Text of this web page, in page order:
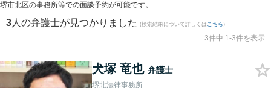
堺市北区の事務所等での面談予約が可能です。
3 人の弁護士が見つかりました (検索結果について詳しくは こちら)
3件中 1-3件を表示
犬塚 竜也 弁護士
堺北法律事務所